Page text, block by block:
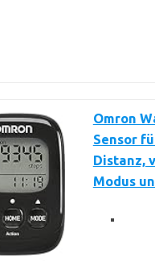
Omron
Sensor
Distanz,
Modus